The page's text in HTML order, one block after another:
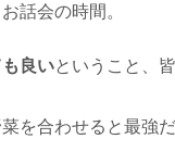
話会の時間。
良いということ、
を合わせると最強だ